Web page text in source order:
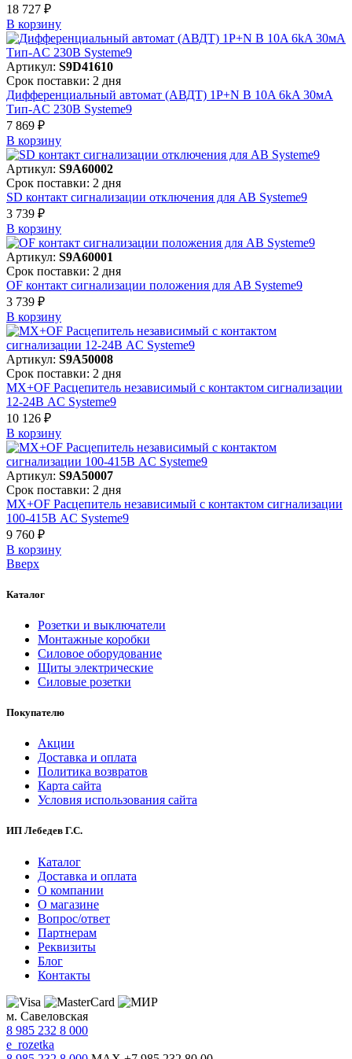
18 727 ₽
В корзинy
Артикул: S9D41610
Срок поставки: 2 дня
Дифференциальный автомат (АВДТ) 1P+N B 10A 6kA 30мА
Тип-AC 230В Systeme9
7 869 ₽
В корзинy
Артикул: S9A60002
Срок поставки: 2 дня
SD контакт сигнализации отключения для АВ Systeme9
3 739 ₽
В корзинy
Артикул: S9A60001
Срок поставки: 2 дня
OF контакт сигнализации положения для АВ Systeme9
3 739 ₽
В корзинy
Артикул: S9A50008
Срок поставки: 2 дня
MX+OF Расцепитель независимый с контактом сигнализации
12-24В AC Systeme9
10 126 ₽
В корзинy
Артикул: S9A50007
Срок поставки: 2 дня
MX+OF Расцепитель независимый с контактом сигнализации
100-415В AC Systeme9
9 760 ₽
В корзинy
Вверх
Каталог
Розетки и выключатели
Монтажные коробки
Силовое оборудование
Щиты электрические
Силовые розетки
Покупателю
Акции
Доставка и оплата
Политика возвратов
Карта сайта
Условия использования сайта
ИП Лебедев Г.С.
Каталог
Доставка и оплата
О компании
О магазине
Вопрос/ответ
Партнерам
Реквизиты
Блог
Контакты
м. Савеловская
8 985 232 8 000
e_rozetka